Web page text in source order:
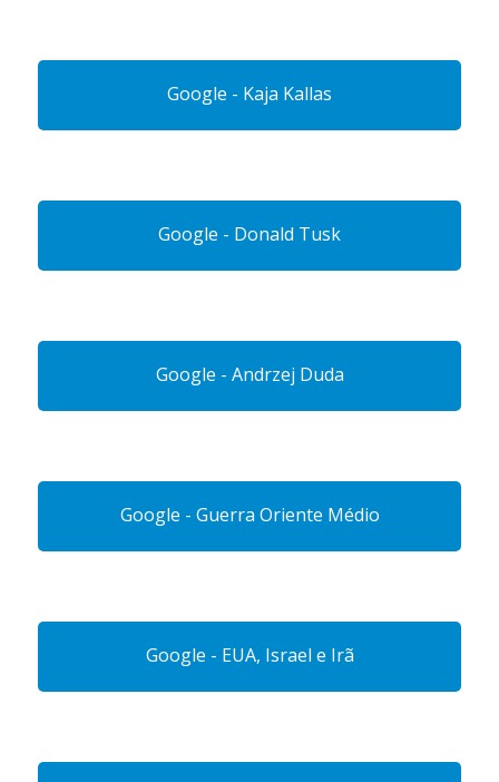
Google - Kaja Kallas
Google - Donald Tusk
Google - Andrzej Duda
Google - Guerra Oriente Médio
Google - EUA, Israel e Irã